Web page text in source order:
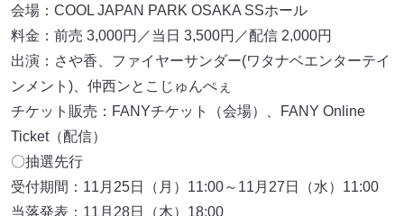
会場：COOL JAPAN PARK OSAKA SSホール
料金：前売 3,000円／当日 3,500円／配信 2,000円
出演：さや香、ファイヤーサンダー(ワタナベエンターテイ
ンメント)、仲西ンとこじゅんぺぇ
チケット販売：FANYチケット（会場）、FANY Online
Ticket（配信）
〇抽選先行
受付期間：11月25日（月）11:00～11月27日（水）11:00
当落発表：11月28日（木）18:00